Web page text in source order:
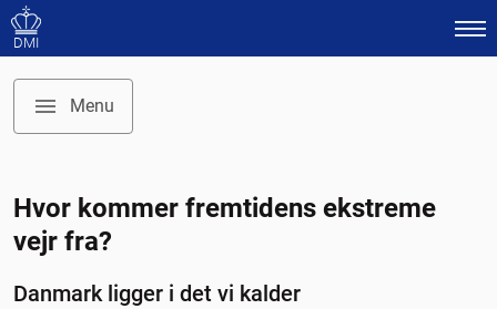
DMI
Menu
Forsmag på syndfloden hvert 50. år
Varmere luft kan optage mere vand
Det ekstreme er svært at beregne
Hvor kommer fremtidens ekstreme
vejr fra?
Danmark ligger i det vi kalder